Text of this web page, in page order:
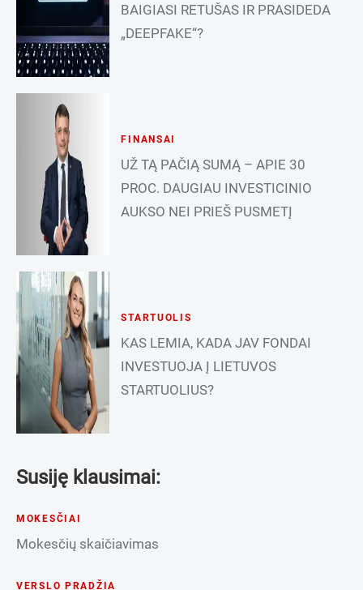
BAIGIASI RETUŠAS IR PRASIDEDA
„DEEPFAKE“?
FINANSAI
UŽ TĄ PAČIĄ SUMĄ – APIE 30
PROC. DAUGIAU INVESTICINIO
AUKSO NEI PRIEŠ PUSMETĮ
STARTUOLIS
KAS LEMIA, KADA JAV FONDAI
INVESTUOJA Į LIETUVOS
STARTUOLIUS?
Susiję klausimai:
MOKESČIAI
Mokesčių skaičiavimas
VERSLO PRADŽIA